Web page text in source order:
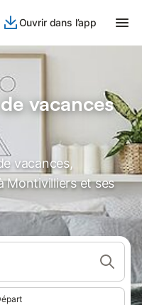
Ouvrir dans l’app
vacances
vacances,
Montivilliers et ses